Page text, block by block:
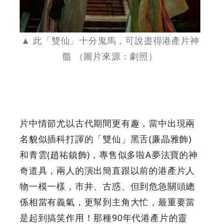
Discounts
▲ 此「雙仙」十分鬼馬，可說盡得港產片神
髓 （圖片來源：劇照）
片中情節尤以古代期間更有趣，當中出現兩
名貌似插科打諢的「雙仙」黑舌(廉晶雅飾)
和青雲(趙祐鎮飾)，專售似多啦A夢法寶的神
奇道具，兩人的演出簡直跟以前的港產片人
物一模一樣，市井、古惑、但到危急關頭總
係相當有義氣，更幫到主角大忙，最重要當
是起到搞笑作用！那種90年代港產片的靈